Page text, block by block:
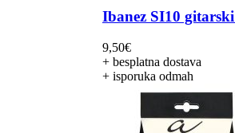
Ibanez SI10
9,50€
+ besplatna dostava
+ isporuka odmah